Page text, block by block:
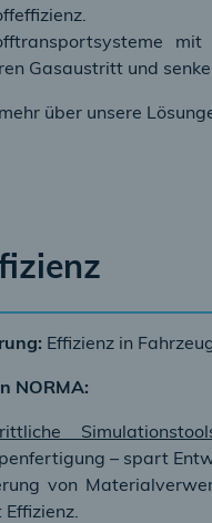
Gasaustritt und
über unsere
Effizienz in
NORMA:
– spart
von